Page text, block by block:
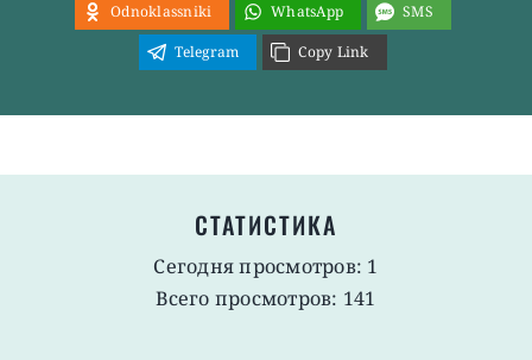
Odnoklassniki
WhatsApp
SMS
Telegram
Copy Link
СТАТИСТИКА
Сегодня просмотров: 1
Всего просмотров: 141